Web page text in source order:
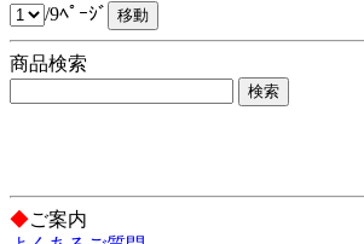
/9ﾍﾟｰｼﾞ
商品検索
◆ご案内